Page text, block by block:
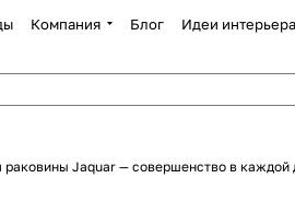
Компания Блог Идеи интерьера
раковины Jaquar — совершенство в каждой